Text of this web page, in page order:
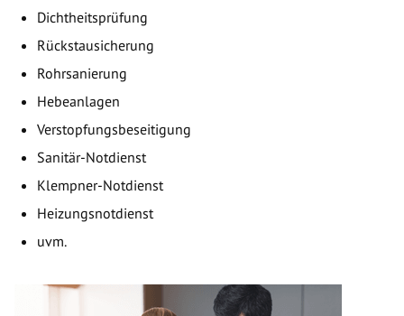
Dichtheitsprüfung
Rückstausicherung
Rohrsanierung
Hebeanlagen
Verstopfungsbeseitigung
Sanitär-Notdienst
Klempner-Notdienst
Heizungsnotdienst
uvm.